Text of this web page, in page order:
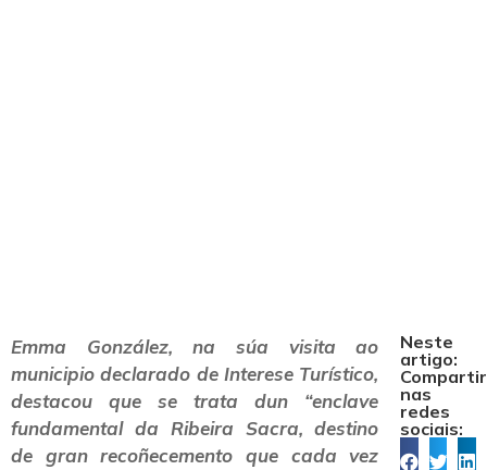
Emma González, na súa visita ao
municipio declarado de Interese Turístico,
destacou que se trata dun “enclave
fundamental da Ribeira Sacra, destino
de gran recoñecemento que cada vez
Neste
artigo:
Compartir
nas
redes
sociais: